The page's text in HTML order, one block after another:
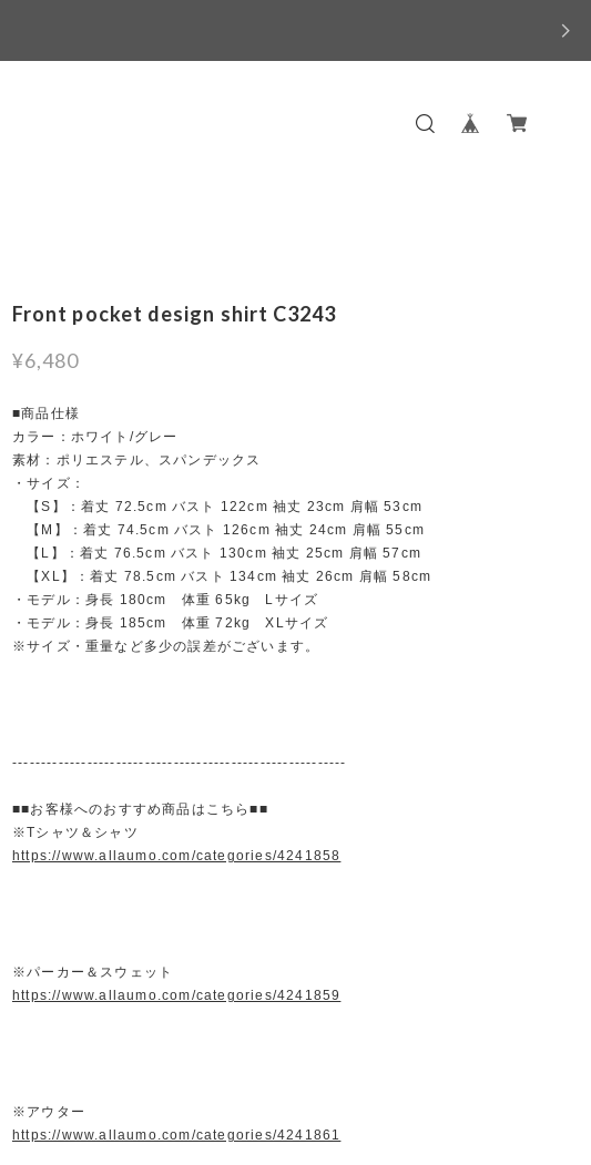
Front pocket design shirt C3243
¥6,480
■商品仕様
カラー：ホワイト/グレー
素材：ポリエステル、スパンデックス
・サイズ：
【S】：着丈 72.5cm バスト 122cm 袖丈 23cm 肩幅 53cm
【M】：着丈 74.5cm バスト 126cm 袖丈 24cm 肩幅 55cm
【L】：着丈 76.5cm バスト 130cm 袖丈 25cm 肩幅 57cm
【XL】：着丈 78.5cm バスト 134cm 袖丈 26cm 肩幅 58cm
・モデル：身長 180cm 体重 65kg Lサイズ
・モデル：身長 185cm 体重 72kg XLサイズ
※サイズ・重量など多少の誤差がございます。
----------------------------------------------------------
■■お客様へのおすすめ商品はこちら■■
※Tシャツ＆シャツ
https://www.allaumo.com/categories/4241858
※パーカー＆スウェット
https://www.allaumo.com/categories/4241859
※アウター
https://www.allaumo.com/categories/4241861